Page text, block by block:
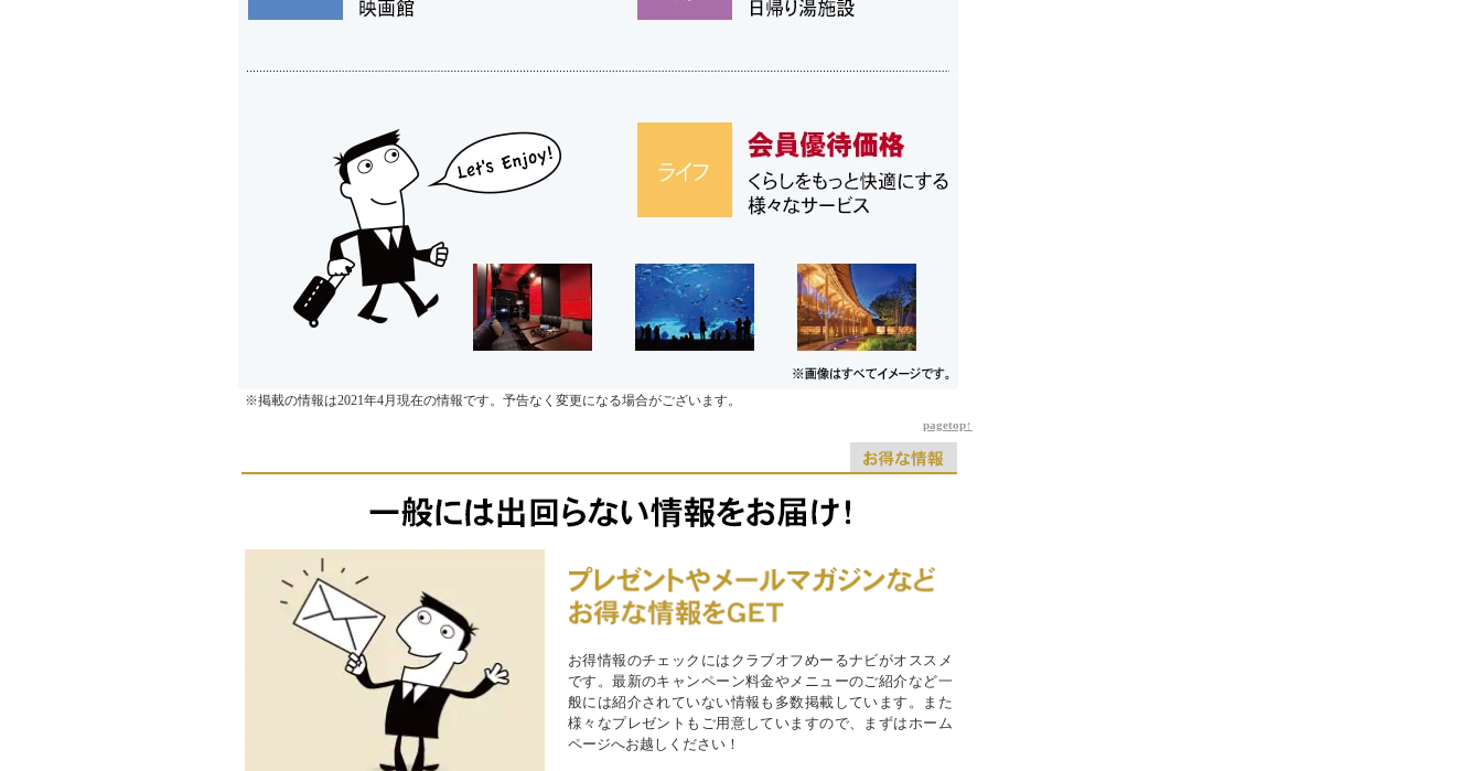
※掲載の情報は2021年4月現在の情報です。予告なく変更になる場合がございます。
pagetop↑
お得情報のチェックにはクラブオフめーるナビがオススメ
です。最新のキャンペーン料金やメニューのご紹介など一
般には紹介されていない情報も多数掲載しています。また
様々なプレゼントもご用意していますので、まずはホーム
ページへお越しください！